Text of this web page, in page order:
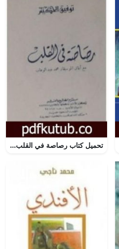
تحميل كتاب رصاصة في القلب PDF تأليف توفيق الحكيم مجانا [كامل]